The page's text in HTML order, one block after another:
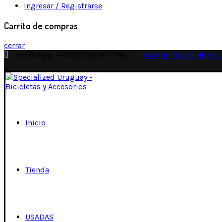
Ingresar / Registrarse
Carrito de compras
cerrar
Inicio
Tienda
USADAS